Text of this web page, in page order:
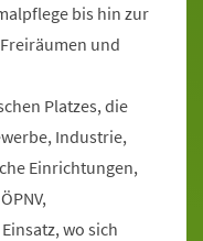
bis hin zur
und
Platzes, die
Industrie,
Einrichtungen,
wo sich